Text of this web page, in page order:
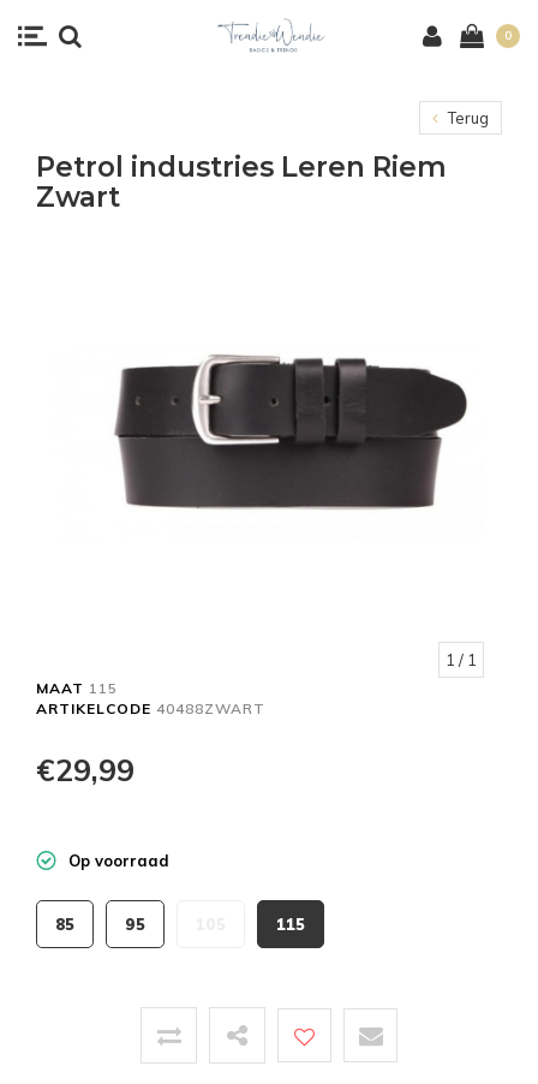
0
Terug
Petrol industries Leren Riem
Zwart
1 / 1
MAAT 115
ARTIKELCODE 40488ZWART
€29,99
Op voorraad
85 95 115